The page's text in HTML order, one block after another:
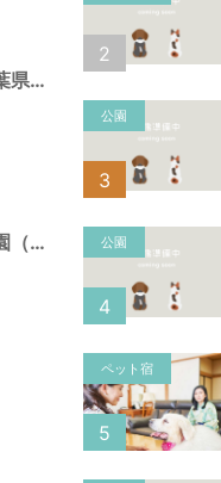
初石２号緑地（千葉県流山市）
江戸川台２４号公園（千葉県流山市）
2
公園
3
公園
4
ペット宿
5